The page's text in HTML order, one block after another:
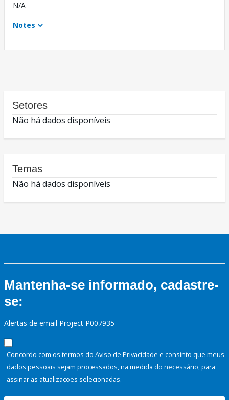
N/A
Notes
Setores
Não há dados disponíveis
Temas
Não há dados disponíveis
Mantenha-se informado, cadastre-
se:
Alertas de email Project P007935
Concordo com os termos do Aviso de Privacidade e consinto que meus
dados pessoais sejam processados, na medida do necessário, para
assinar as atualizações selecionadas.